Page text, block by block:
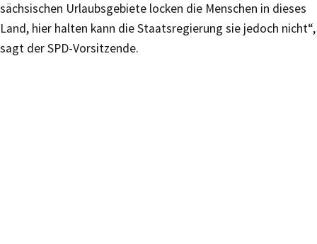
sächsischen Urlaubsgebiete locken die Menschen in dieses
Land, hier halten kann die Staatsregierung sie jedoch nicht“,
sagt der SPD-Vorsitzende.